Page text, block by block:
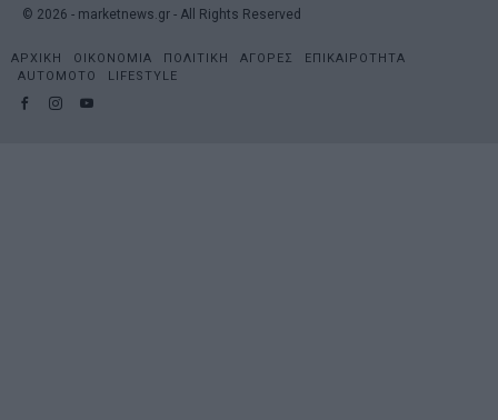
© 2026 - marketnews.gr - All Rights Reserved
ΑΡΧΙΚΗ ΟΙΚΟΝΟΜΙΑ ΠΟΛΙΤΙΚΗ ΑΓΟΡΕΣ
ΕΠΙΚΑΙΡΟΤΗΤΑ
AUTOMOTO
LIFESTYLE